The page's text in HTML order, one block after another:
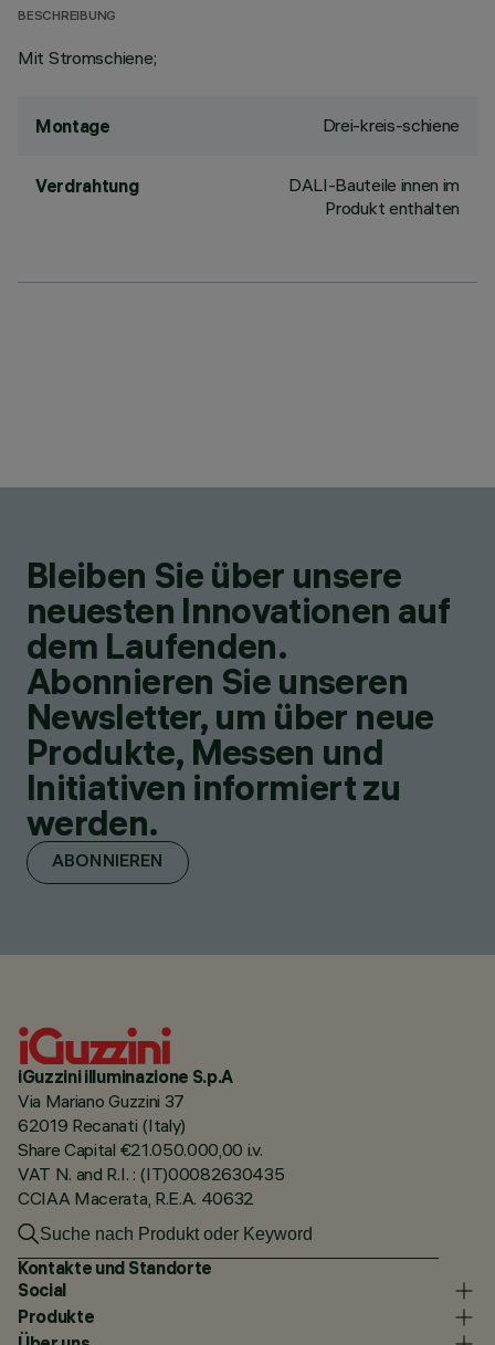
BESCHREIBUNG
Mit Stromschiene;
Montage Drei-kreis-schiene
Verdrahtung
DALI-Bauteile innen im
Produkt enthalten
Bleiben Sie über unsere
neuesten Innovationen auf
dem Laufenden.
Abonnieren Sie unseren
Newsletter, um über neue
Produkte, Messen und
Initiativen informiert zu
werden.
ABONNIEREN
iGuzzini illuminazione S.p.A
Via Mariano Guzzini 37
62019 Recanati (Italy)
Share Capital €21.050.000,00 i.v.
VAT N. and R.I. : (IT)00082630435
CCIAA Macerata, R.E.A. 40632
Kontakte und Standorte
Social
Produkte